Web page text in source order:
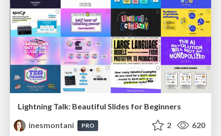
Lightning Talk: Beautiful Slides for Beginners
inesmontani
PRO 2 620